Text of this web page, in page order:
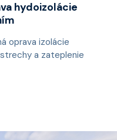
hydoizolácie
oprava izolácie
a zateplenie